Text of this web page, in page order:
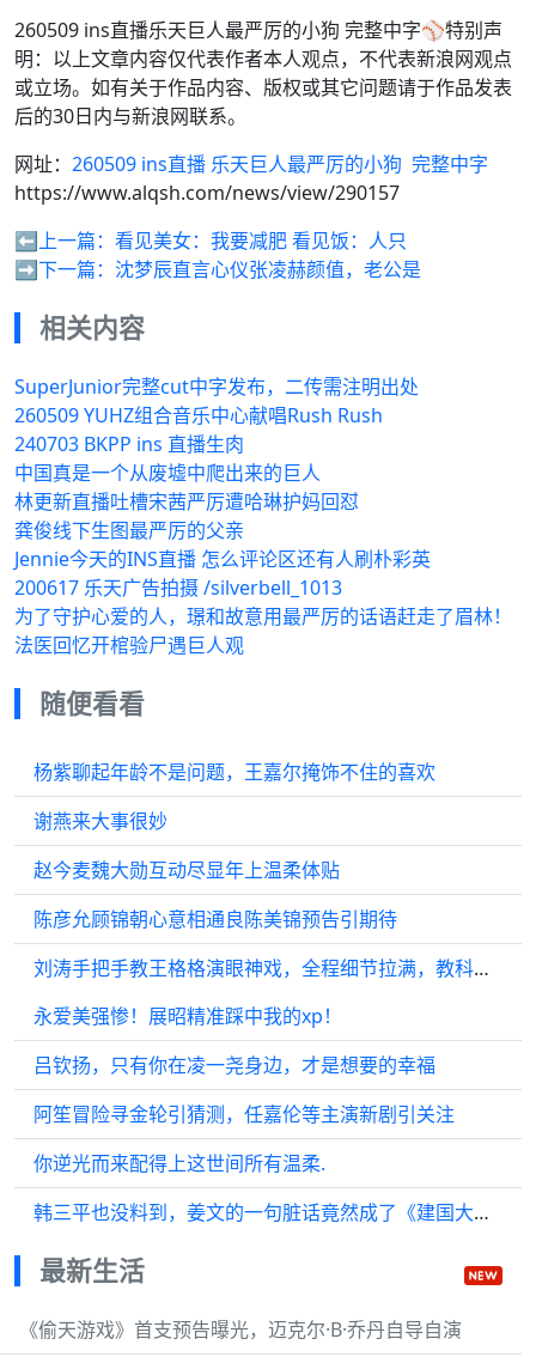
260509 ins直播乐天巨人最严厉的小狗 ​​​​完整中字⚾特别声
明：以上文章内容仅代表作者本人观点，不代表新浪网观点
或立场。如有关于作品内容、版权或其它问题请于作品发表
后的30日内与新浪网联系。
网址： 260509 ins直播 乐天巨人最严厉的小狗 ​​​​ 完整中字
https://www.alqsh.com/news/view/290157
⬅️上一篇： 看见美女：我要减肥 看见饭：人只
➡️下一篇： 沈梦辰直言心仪张凌赫颜值，老公是
相关内容
SuperJunior完整cut中字发布，二传需注明出处
260509 YUHZ组合音乐中心献唱Rush Rush
240703 BKPP ins 直播生肉
中国真是一个从废墟中爬出来的巨人
林更新直播吐槽宋茜严厉遭哈琳护妈回怼
龚俊线下生图最严厉的父亲
Jennie今天的INS直播 怎么评论区还有人刷朴彩英
200617 乐天广告拍摄 /silverbell_1013
为了守护心爱的人，璟和故意用最严厉的话语赶走了眉林！
法医回忆开棺验尸遇巨人观
随便看看
杨紫聊起年龄不是问题，王嘉尔掩饰不住的喜欢
谢燕来大事很妙
赵今麦魏大勋互动尽显年上温柔体贴
陈彦允顾锦朝心意相通良陈美锦预告引期待
刘涛手把手教王格格演眼神戏，全程细节拉满，教科书级教学太绝！
永爱美强惨！展昭精准踩中我的xp！
吕钦扬，只有你在凌一尧身边，才是想要的幸福
阿笙冒险寻金轮引猜测，任嘉伦等主演新剧引关注
你逆光而来配得上这世间所有温柔.
韩三平也没料到，姜文的一句脏话竟然成了《建国大业》影史名场面
最新生活
《偷天游戏》首支预告曝光，迈克尔·B·乔丹自导自演